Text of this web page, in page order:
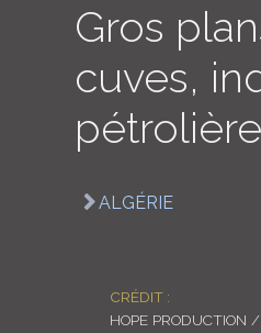
Gros
cuves,
pétrolière
ALGÉRIE
CRÉDIT :
HOPE PRODUCTION